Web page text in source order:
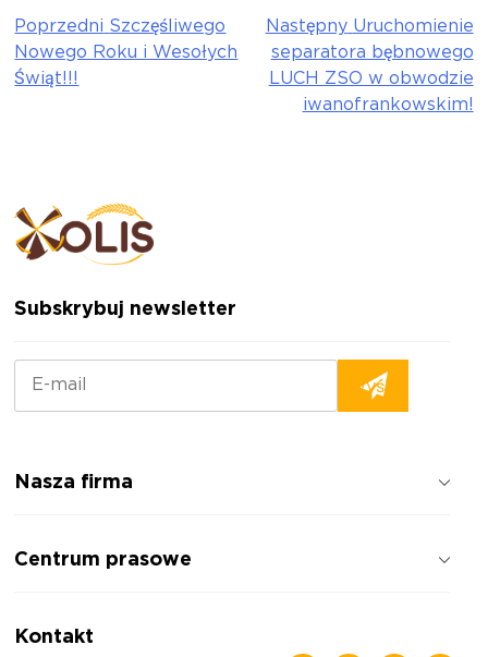
Nawigacja
wpisu
Poprzedni Szczęśliwego
Nowego Roku i Wesołych
Świąt!!!
Następny Uruchomienie
separatora bębnowego
LUCH ZSO w obwodzie
iwanofrankowskim!
Subskrybuj newsletter
Nasza firma
Opinie o firmie
Centrum prasowe
Artykuły
Kontakt